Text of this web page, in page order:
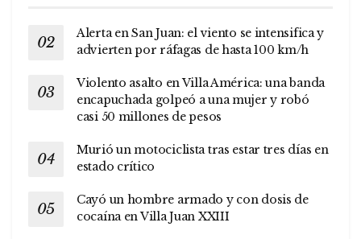
Alerta en San Juan: el viento se intensifica y
advierten por ráfagas de hasta 100 km/h
Violento asalto en Villa América: una banda
encapuchada golpeó a una mujer y robó
casi 50 millones de pesos
Murió un motociclista tras estar tres días en
estado crítico
Cayó un hombre armado y con dosis de
cocaína en Villa Juan XXIII